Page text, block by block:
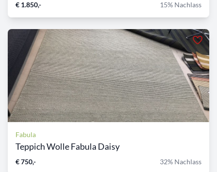
€ 1.850,- 15% Nachlass
Fabula
Teppich Wolle Fabula Daisy
€ 750,- 32% Nachlass